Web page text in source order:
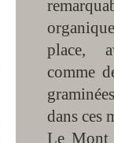
place,
comme
dans ces
Le Mont